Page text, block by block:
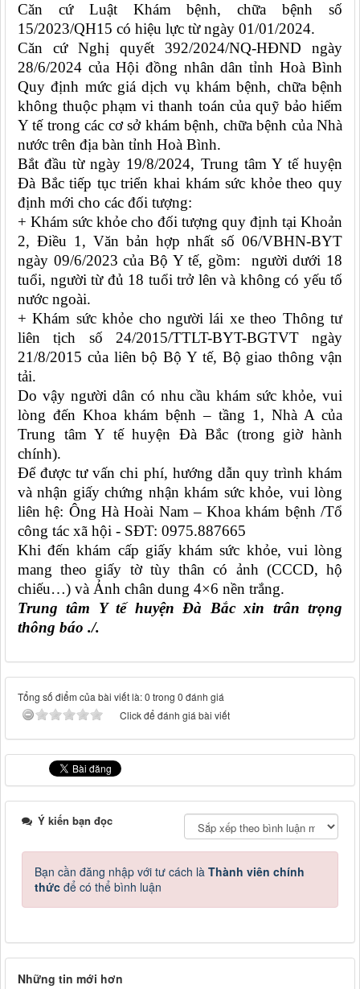
Căn cứ Luật Khám bệnh, chữa bệnh số
15/2023/QH15 có hiệu lực từ ngày 01/01/2024.
Căn cứ Nghị quyết 392/2024/NQ-HĐND ngày
28/6/2024 của Hội đồng nhân dân tỉnh Hoà Bình
Quy định mức giá dịch vụ khám bệnh, chữa bệnh
không thuộc phạm vi thanh toán của quỹ bảo hiểm
Y tế trong các cơ sở khám bệnh, chữa bệnh của Nhà
nước trên địa bàn tỉnh Hoà Bình.
Bắt đầu từ ngày 19/8/2024, Trung tâm Y tế huyện
Đà Bắc tiếp tục triển khai khám sức khỏe theo quy
định mới cho các đối tượng:
+ Khám sức khỏe cho đối tượng quy định tại Khoản
2, Điều 1, Văn bản hợp nhất số 06/VBHN-BYT
ngày 09/6/2023 của Bộ Y tế, gồm: người dưới 18
tuổi, người từ đủ 18 tuổi trở lên và không có yếu tố
nước ngoài.
+ Khám sức khỏe cho người lái xe theo Thông tư
liên tịch số 24/2015/TTLT-BYT-BGTVT ngày
21/8/2015 của liên bộ Bộ Y tế, Bộ giao thông vận
tải.
Do vậy người dân có nhu cầu khám sức khỏe, vui
lòng đến Khoa khám bệnh – tầng 1, Nhà A của
Trung tâm Y tế huyện Đà Bắc (trong giờ hành
chính).
Để được tư vấn chi phí, hướng dẫn quy trình khám
và nhận giấy chứng nhận khám sức khỏe, vui lòng
liên hệ: Ông Hà Hoài Nam – Khoa khám bệnh /Tổ
công tác xã hội - SĐT: 0975.887665
Khi đến khám cấp giấy khám sức khỏe, vui lòng
mang theo giấy tờ tùy thân có ảnh (CCCD, hộ
chiếu…) và Ảnh chân dung 4×6 nền trắng.
Trung tâm Y tế huyện Đà Bắc xin trân trọng
thông báo ./.
Tổng số điểm của bài viết là: 0 trong 0 đánh giá
Click để đánh giá bài viết
Ý kiến bạn đọc
Bạn cần đăng nhập với tư cách là Thành viên chính
thức để có thể bình luận
Những tin mới hơn